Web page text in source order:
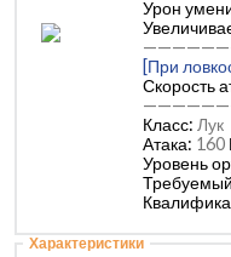
Урон
[При
Скорость
Класс: Лук
Атака: 160
Уровень
Характеристики